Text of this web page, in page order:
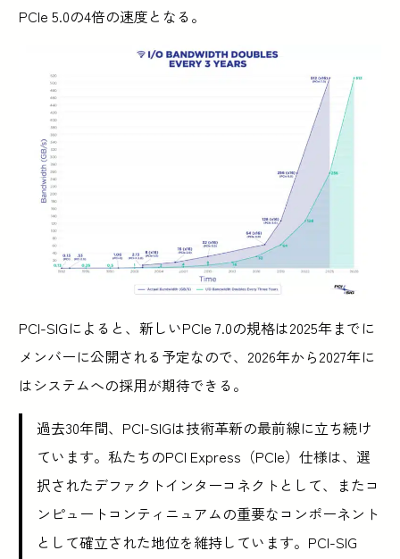
PCIe 5.0の4倍の速度となる。
PCI-SIGによると、新しいPCIe 7.0の規格は2025年までに
メンバーに公開される予定なので、2026年から2027年に
はシステムへの採用が期待できる。
過去30年間、PCI-SIGは技術革新の最前線に立ち続け
ています。私たちのPCI Express（PCIe）仕様は、選
択されたデファクトインターコネクトとして、またコ
ンピュートコンティニュアムの重要なコンポーネント
として確立された地位を維持しています。PCI-SIG